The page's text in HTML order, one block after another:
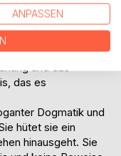
Spektroskopie
schwankt, rüstet
und seine
Für sie ist das
und das
das es
Dogmatik und
hütet sie ein
hinausgeht. Sie
ANPASSEN